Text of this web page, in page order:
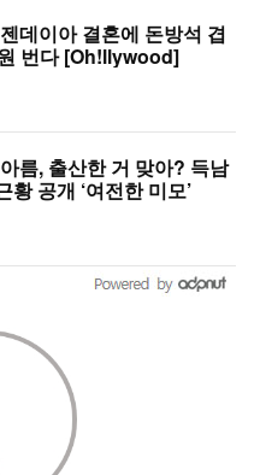
데이아 결혼에 돈방석 겹
번다 [Oh!llywood]
아름, 출산한 거 맞아? 득남
황 공개 ‘여전한 미모’